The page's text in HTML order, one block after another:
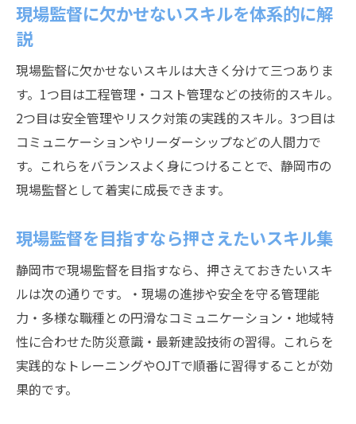
現場監督に欠かせないスキルを体系的に解
説
現場監督に欠かせないスキルは大きく分けて三つありま
す。1つ目は工程管理・コスト管理などの技術的スキル。
2つ目は安全管理やリスク対策の実践的スキル。3つ目は
コミュニケーションやリーダーシップなどの人間力で
す。これらをバランスよく身につけることで、静岡市の
現場監督として着実に成長できます。
現場監督を目指すなら押さえたいスキル集
静岡市で現場監督を目指すなら、押さえておきたいスキ
ルは次の通りです。・現場の進捗や安全を守る管理能
力・多様な職種との円滑なコミュニケーション・地域特
性に合わせた防災意識・最新建設技術の習得。これらを
実践的なトレーニングやOJTで順番に習得することが効
果的です。